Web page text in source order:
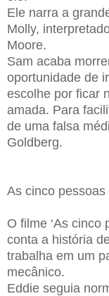
Ele narra a
Molly,
Moore.
Sam acaba
oportunidade de
escolhe por ficar
amada. Para
de uma falsa
Goldberg.
As cinco
O filme ‘As cinco
conta a história
trabalha em um
mecânico.
Eddie seguia